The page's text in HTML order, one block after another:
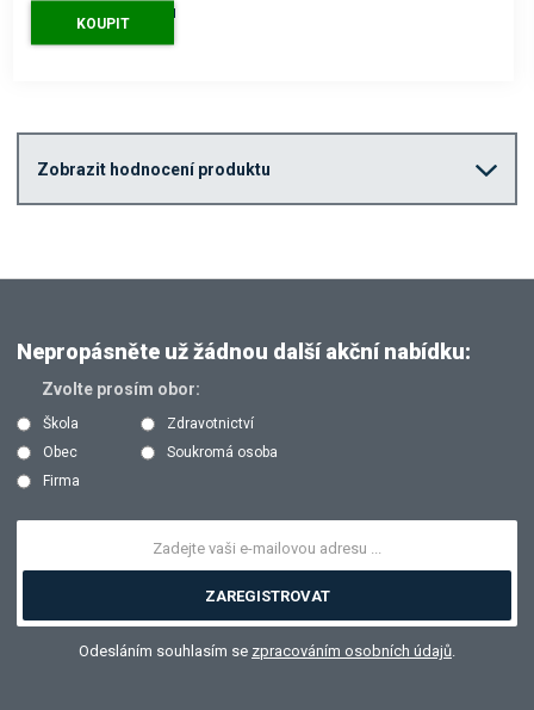
s DPH
KOUPIT
Zobrazit hodnocení produktu
Nepropásněte už žádnou další akční nabídku:
Zvolte prosím obor:
Škola
Zdravotnictví
Obec
Soukromá osoba
Firma
ZAREGISTROVAT
Odesláním souhlasím se zpracováním osobních údajů